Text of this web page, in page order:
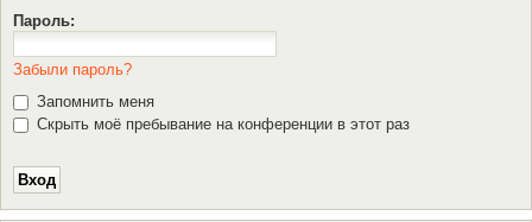
Пароль:
Забыли пароль?
Запомнить меня
Скрыть моё пребывание на конференции в этот раз